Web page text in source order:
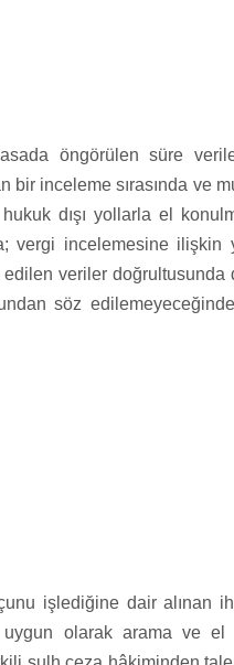
öngörülen süre
bir inceleme sırasında ve
dışı yollarla el
vergi incelemesine ilişkin
edilen veriler
söz
işlediğine dair alınan
uygun olarak arama ve el